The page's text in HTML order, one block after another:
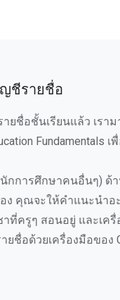
ชีรายชื่อ
ชื่อชั้นเรียนแล้ว เราม
Fundamentals
การศึกษาคนอื่นๆ) ด้า
คุณจะให้คำแนะนำอ
ที่ครูๆ สอนอยู่ และเค
ชื่อด้วยเครื่องมือของ